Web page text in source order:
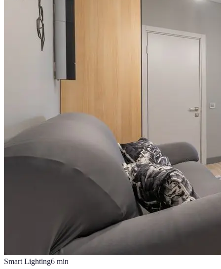
Smart Lighting6 min